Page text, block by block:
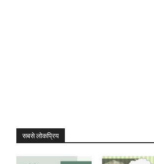
सबसे लोकप्रिय